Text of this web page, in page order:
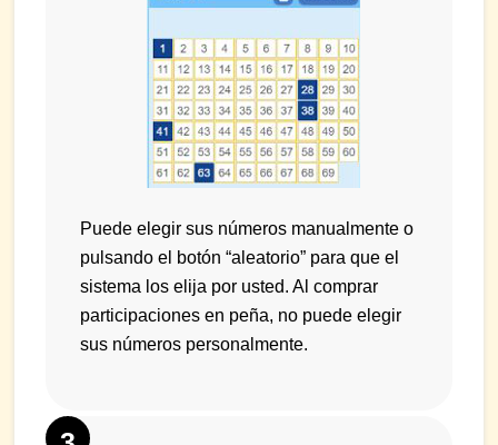
Puede elegir sus números manualmente o
pulsando el botón “aleatorio” para que el
sistema los elija por usted. Al comprar
participaciones en peña, no puede elegir
sus números personalmente.